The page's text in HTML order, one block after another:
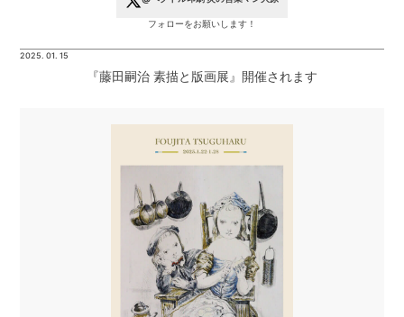
フォローをお願いします！
2025. 01. 15
『藤田嗣治 素描と版画展』開催されます